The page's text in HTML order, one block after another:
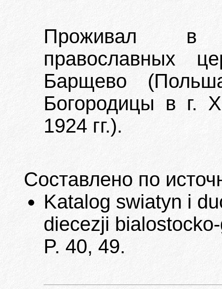
Проживал в
православных
Барщево
Богородицы в г.
1924 гг.).
Составлено по
Katalog swiatyn i
diecezji
P. 40, 49.